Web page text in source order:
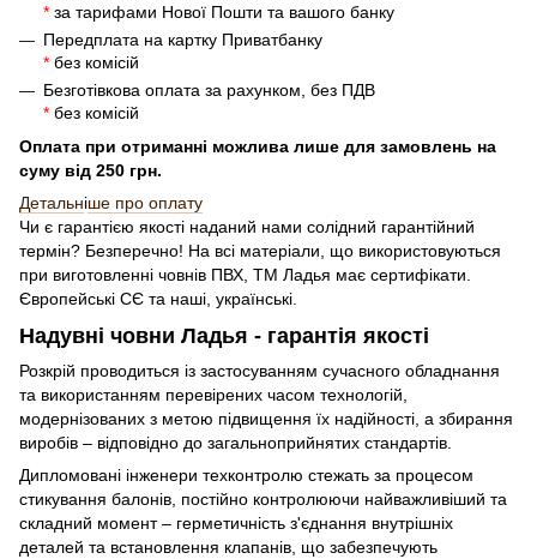
* за тарифами Нової Пошти та вашого банку
Передплата на картку Приватбанку
* без комісій
Безготівкова оплата за рахунком, без ПДВ
* без комісій
Оплата при отриманні можлива лише для замовлень на
суму від 250 грн.
Детальніше про оплату
Чи є гарантією якості наданий нами солідний гарантійний
термін? Безперечно! На всі матеріали, що використовуються
при виготовленні човнів ПВХ, ТМ Ладья має сертифікати.
Європейські СЄ та наші, українські.
Надувні човни Ладья - гарантія якості
Розкрій проводиться із застосуванням сучасного обладнання
та використанням перевірених часом технологій,
модернізованих з метою підвищення їх надійності, а збирання
виробів – відповідно до загальноприйнятих стандартів.
Дипломовані інженери техконтролю стежать за процесом
стикування балонів, постійно контролюючи найважливіший та
складний момент – герметичність з'єднання внутрішніх
деталей та встановлення клапанів, що забезпечують